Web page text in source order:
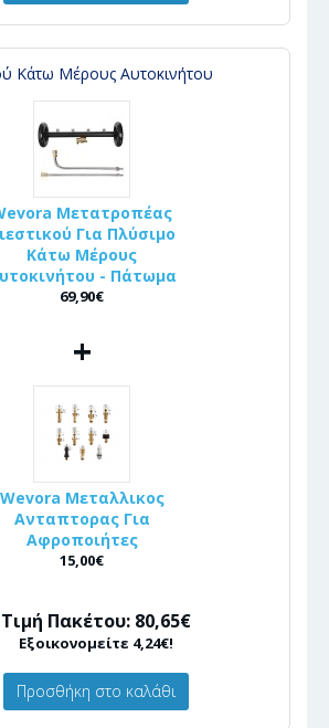
Κάτω Μέρους Αυτοκινήτου
Μετατροπέας
Για Πλύσιμο
Κάτω Μέρους
- Πάτωμα
69,90€
+
Wevora Μεταλλικος
Ανταπτορας Για
Αφροποιήτες
15,00€
Τιμή Πακέτου: 80,65€
Εξοικονομείτε 4,24€!
Προσθήκη στο καλάθι